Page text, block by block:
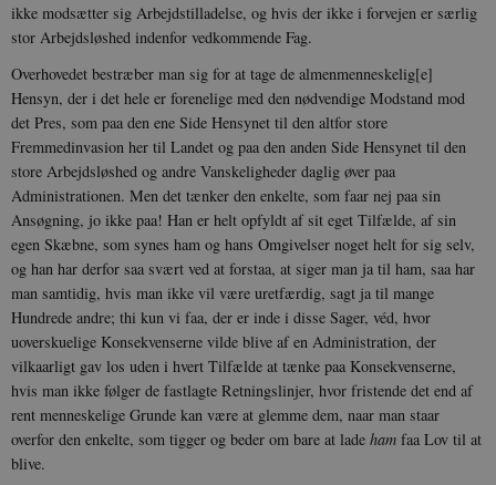
ikke modsætter sig Arbejdstilladelse, og hvis der ikke i forvejen er særlig
stor Arbejdsløshed indenfor vedkommende Fag.
Overhovedet bestræber man sig for at tage de almenmenneskelig[e]
Hensyn, der i det hele er forenelige med den nødvendige Modstand mod
det Pres, som paa den ene Side Hensynet til den altfor store
Fremmedinvasion her til Landet og paa den anden Side Hensynet til den
store Arbejdsløshed og andre Vanskeligheder daglig øver paa
Administrationen. Men det tænker den enkelte, som faar nej paa sin
Ansøgning, jo ikke paa! Han er helt opfyldt af sit eget Tilfælde, af sin
egen Skæbne, som synes ham og hans Omgivelser noget helt for sig selv,
og han har derfor saa svært ved at forstaa, at siger man ja til ham, saa har
man samtidig, hvis man ikke vil være uretfærdig, sagt ja til mange
Hundrede andre; thi kun vi faa, der er inde i disse Sager, véd, hvor
uoverskuelige Konsekvenserne vilde blive af en Administration, der
vilkaarligt gav los uden i hvert Tilfælde at tænke paa Konsekvenserne,
hvis man ikke følger de fastlagte Retningslinjer, hvor fristende det end af
rent menneskelige Grunde kan være at glemme dem, naar man staar
overfor den enkelte, som tigger og beder om bare at lade ham faa Lov til at
blive.
__cf_bm
Cloudflare Inc.
.vimeo.com
Navn
Udbyder /
Navn
Udbyder /
Domæne
Udløb Beskrivelse
Navn
Udbyder /